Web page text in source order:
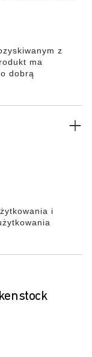
z
ma
dobrą
i